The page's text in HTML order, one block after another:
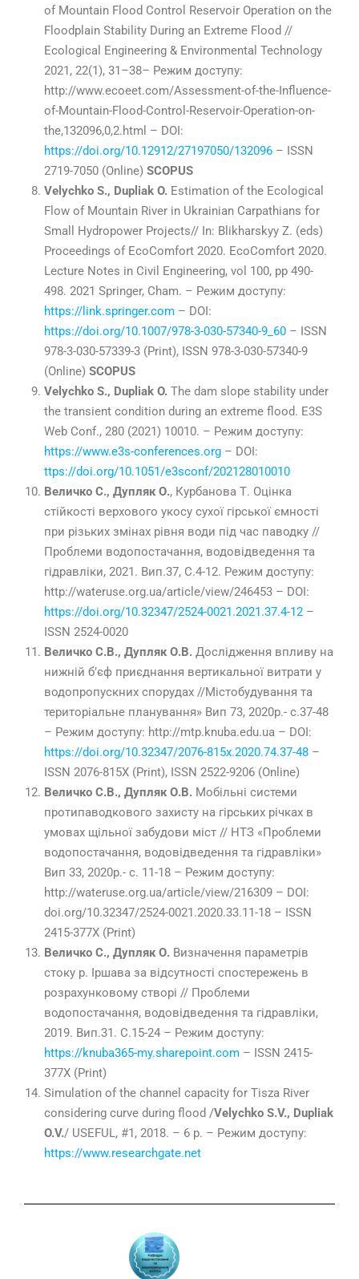
of Mountain Flood Control Reservoir Operation on the
Floodplain Stability During an Extreme Flood //
Ecological Engineering & Environmental Technology
2021, 22(1), 31–38– Режим доступу:
http://www.ecoeet.com/Assessment-of-the-Influence-
of-Mountain-Flood-Control-Reservoir-Operation-on-
the,132096,0,2.html – DOI:
https://doi.org/10.12912/27197050/132096 – ISSN
2719-7050 (Online) SCOPUS
Velychko S., Dupliak O. Estimation of the Ecological
Flow of Mountain River in Ukrainian Carpathians for
Small Hydropower Projects// In: Blikharskyy Z. (eds)
Proceedings of EcoComfort 2020. EcoComfort 2020.
Lecture Notes in Civil Engineering, vol 100, pp 490-
498. 2021 Springer, Cham. – Режим доступу:
https://link.springer.com – DOI:
https://doi.org/10.1007/978-3-030-57340-9_60 – ISSN
978-3-030-57339-3 (Print), ISSN 978-3-030-57340-9
(Online) SCOPUS
Velychko S., Dupliak O. The dam slope stability under
the transient condition during an extreme flood. E3S
Web Conf., 280 (2021) 10010. – Режим доступу:
https://www.e3s-conferences.org – DOI:
ttps://doi.org/10.1051/e3sconf/202128010010
Величко С., Дупляк О., Курбанова Т. Оцінка
стійкості верхового укосу сухої гірської ємності
при різьких змінах рівня води під час паводку //
Проблеми водопостачання, водовідведення та
гідравліки, 2021. Вип.37, С.4-12. Режим доступу:
http://wateruse.org.ua/article/view/246453 – DOI:
https://doi.org/10.32347/2524-0021.2021.37.4-12 –
ISSN 2524-0020
Величко С.В., Дупляк О.В. Дослідження впливу на
нижній б’єф приєднання вертикальної витрати у
водопропускних спорудах //Містобудування та
територіальне планування» Вип 73, 2020р.- с.37-48
– Режим доступу: http://mtp.knuba.edu.ua – DOI:
https://doi.org/10.32347/2076-815x.2020.74.37-48 –
ISSN 2076-815X (Print), ISSN 2522-9206 (Online)
Величко С.В., Дупляк О.В. Мобільні системи
протипаводкового захисту на гірських річках в
умовах щільної забудови міст // НТЗ «Проблеми
водопостачання, водовідведення та гідравліки»
Вип 33, 2020р.- с. 11-18 – Режим доступу:
http://wateruse.org.ua/article/view/216309 – DOI:
doi.org/10.32347/2524-0021.2020.33.11-18 – ISSN
2415-377Х (Print)
Величко С., Дупляк О. Визначення параметрів
стоку р. Іршава за відсутності спостережень в
розрахунковому створі // Проблеми
водопостачання, водовідведення та гідравліки,
2019. Вип.31. С.15-24 – Режим доступу:
https://knuba365-my.sharepoint.com – ISSN 2415-
377Х (Print)
Simulation of the channel capacity for Tisza River
considering curve during flood /Velychko S.V., Dupliak
O.V./ USEFUL, #1, 2018. – 6 p. – Режим доступу:
https://www.researchgate.net